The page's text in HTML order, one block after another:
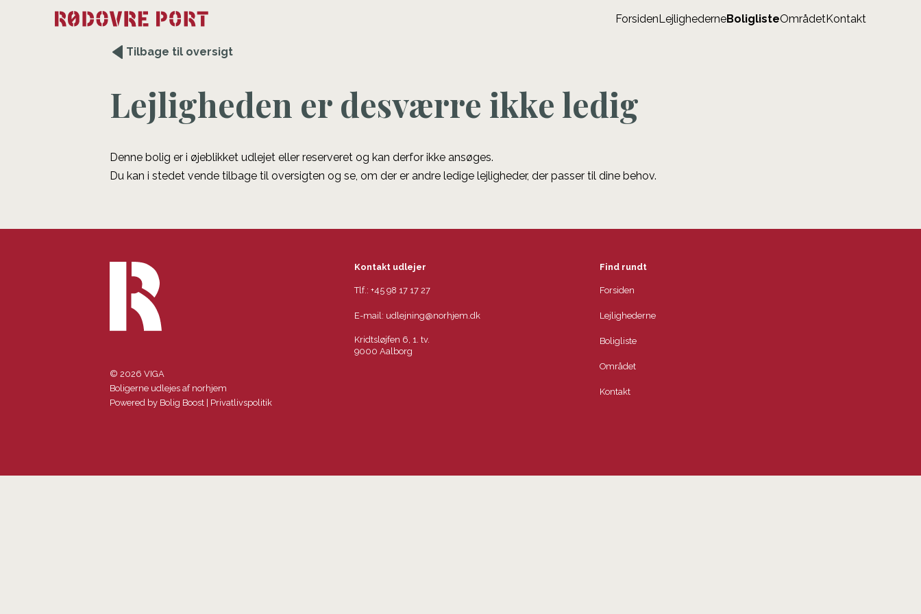
ForsidenLejlighederneBoliglisteOmrådetKontakt
Tilbage til oversigt
Lejligheden er desværre ikke ledig
Denne bolig er i øjeblikket udlejet eller reserveret og kan derfor ikke ansøges.
Du kan i stedet vende tilbage til oversigten og se, om der er andre ledige lejligheder, der passer til dine behov.
© 2026 VIGA
Boligerne udlejes af norhjem
Powered by Bolig Boost Privatlivspolitik
Kontakt udlejer
Tlf.:+45 98 17 17 27
E-mail: udlejning@norhjem.dk
Kridtsløjfen 6, 1. tv.
9000 Aalborg
Find rundt
Forsiden
Lejlighederne
Boligliste
Området
Kontakt